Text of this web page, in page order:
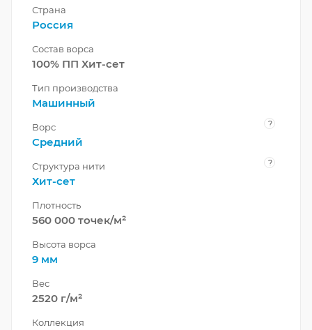
Страна
Россия
Состав ворса
100% ПП Хит-сет
Тип производства
Машинный
Ворс ?
Средний
Структура нити ?
Хит-сет
Плотность
560 000 точек/м²
Высота ворса
9 мм
Вес
2520 г/м²
Коллекция